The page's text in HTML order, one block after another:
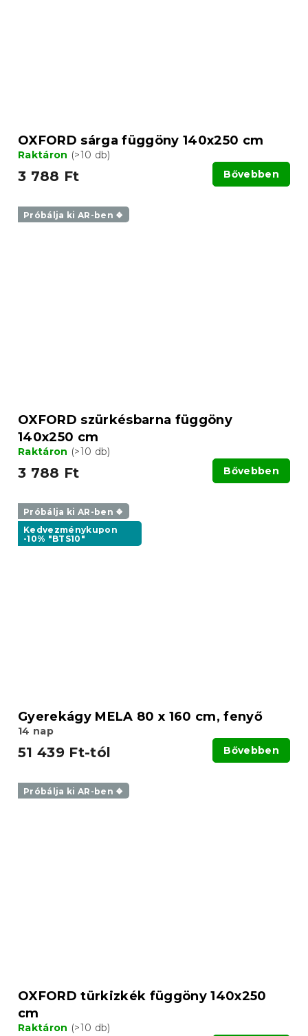
OXFORD sárga függöny 140x250 cm
Raktáron (>10 db)
3 788 Ft Bővebben
Próbálja ki AR-ben ❖
OXFORD szürkésbarna függöny
140x250 cm
Raktáron (>10 db)
3 788 Ft Bővebben
Próbálja ki AR-ben ❖
Kedvezménykupon
-10% "BTS10"
Gyerekágy MELA 80 x 160 cm, fenyő
14 nap
51 439 Ft-tól Bővebben
Próbálja ki AR-ben ❖
OXFORD türkizkék függöny 140x250
cm
Raktáron (>10 db)